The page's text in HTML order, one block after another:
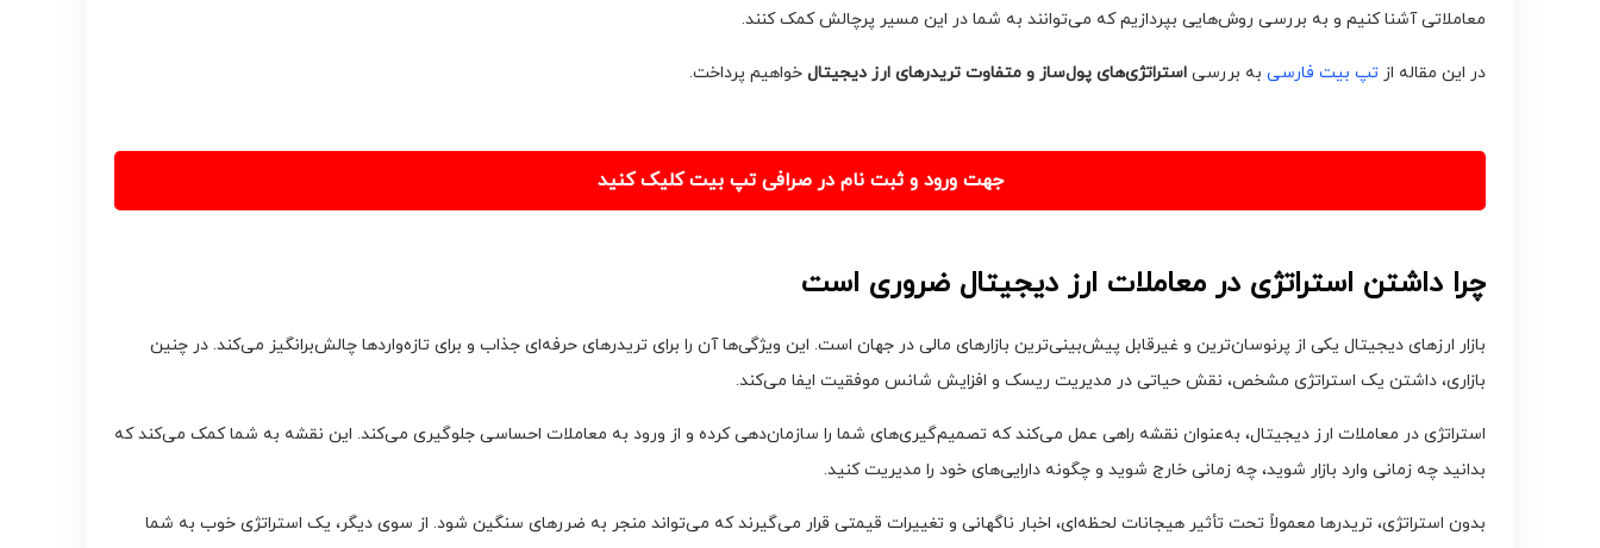
معاملاتی آشنا کنیم و به بررسی روش‌هایی بپردازیم که می‌توانند به شما در این مسیر پرچالش کمک کنند.
در این مقاله از تپ بیت فارسی به بررسی استراتژی‌های پول‌ساز و متفاوت تریدرهای ارز دیجیتال خواهیم پرداخت.
جهت ورود و ثبت نام در صرافی تپ بیت کلیک کنید
چرا داشتن استراتژی در معاملات ارز دیجیتال ضروری است
بازار ارزهای دیجیتال یکی از پرنوسان‌ترین و غیرقابل پیش‌بینی‌ترین بازارهای مالی در جهان است. این ویژگی‌ها آن را برای تریدرهای حرفه‌ای جذاب و برای تازه‌واردها چالش‌برانگیز می‌کند. در چنین
بازاری، داشتن یک استراتژی مشخص، نقش حیاتی در مدیریت ریسک و افزایش شانس موفقیت ایفا می‌کند.
استراتژی در معاملات ارز دیجیتال، به‌عنوان نقشه راهی عمل می‌کند که تصمیم‌گیری‌های شما را سازمان‌دهی کرده و از ورود به معاملات احساسی جلوگیری می‌کند. این نقشه به شما کمک می‌کند که
بدانید چه زمانی وارد بازار شوید، چه زمانی خارج شوید و چگونه دارایی‌های خود را مدیریت کنید.
بدون استراتژی، تریدرها معمولاً تحت تأثیر هیجانات لحظه‌ای، اخبار ناگهانی و تغییرات قیمتی قرار می‌گیرند که می‌تواند منجر به ضررهای سنگین شود. از سوی دیگر، یک استراتژی خوب به شما